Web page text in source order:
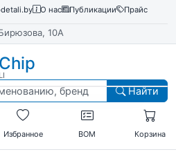
О нас Публикации
Прайс
10А
Chip
Найти
Избранное BOM Корзина